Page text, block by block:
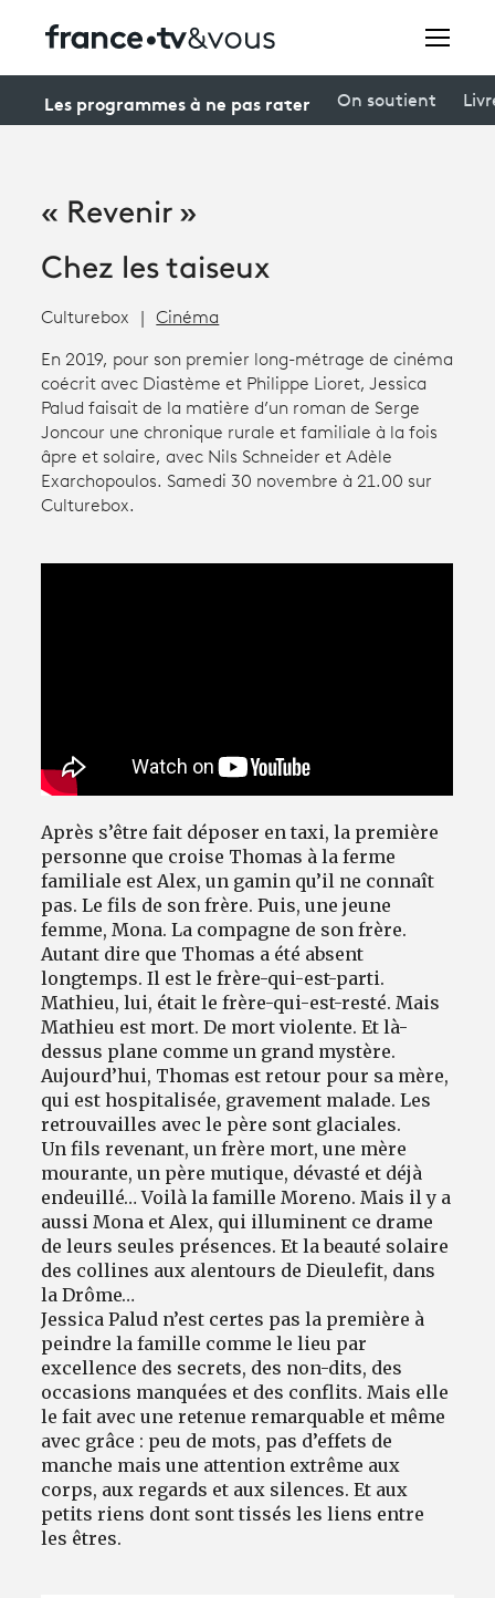
Avantages fidélité
Creators
À la une
Participer et assister à une émission
À votre écoute
Productions et innovation
Programme tv
Les programmes à ne pas rater On soutient
« Revenir »
Chez les taiseux
Culturebox Cinéma
En 2019, pour son premier long-métrage de cinéma
coécrit avec Diastème et Philippe Lioret, Jessica
Palud faisait de la matière d’un roman de Serge
Joncour une chronique rurale et familiale à la fois
âpre et solaire, avec Nils Schneider et Adèle
Exarchopoulos. Samedi 30 novembre à 21.00 sur
Culturebox.
Après s’être fait déposer en taxi, la première
personne que croise Thomas à la ferme
familiale est Alex, un gamin qu’il ne connaît
pas. Le fils de son frère. Puis, une jeune
femme, Mona. La compagne de son frère.
Autant dire que Thomas a été absent
longtemps. Il est le frère-qui-est-parti.
Mathieu, lui, était le frère-qui-est-resté. Mais
Mathieu est mort. De mort violente. Et là-
dessus plane comme un grand mystère.
Aujourd’hui, Thomas est retour pour sa mère,
qui est hospitalisée, gravement malade. Les
retrouvailles avec le père sont glaciales.
Un fils revenant, un frère mort, une mère
mourante, un père mutique, dévasté et déjà
endeuillé… Voilà la famille Moreno. Mais il y a
aussi Mona et Alex, qui illuminent ce drame
de leurs seules présences. Et la beauté solaire
des collines aux alentours de Dieulefit, dans
la Drôme…
Jessica Palud n’est certes pas la première à
peindre la famille comme le lieu par
excellence des secrets, des non-dits, des
occasions manquées et des conflits. Mais elle
le fait avec une retenue remarquable et même
avec grâce : peu de mots, pas d’effets de
manche mais une attention extrême aux
corps, aux regards et aux silences. Et aux
petits riens dont sont tissés les liens entre
les êtres.